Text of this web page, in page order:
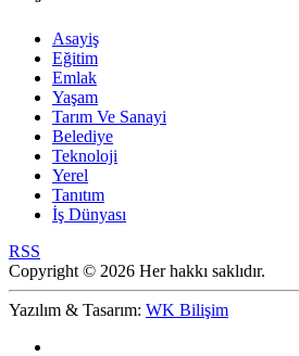
Asayiş
Eğitim
Emlak
Yaşam
Tarım Ve Sanayi
Belediye
Teknoloji
Yerel
Tanıtım
İş Dünyası
RSS
Copyright © 2026 Her hakkı saklıdır.
Yazılım & Tasarım: WK Bilişim